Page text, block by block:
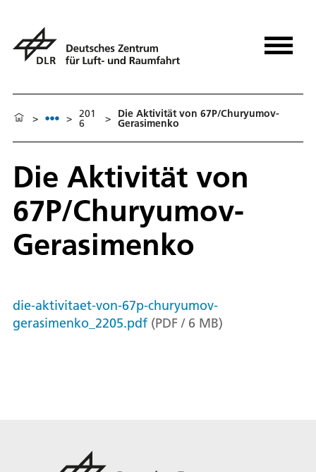
> > 201
6 > Die Aktivität von 67P/Churyumov-
Gerasimenko
Die Aktivität von
67P/Churyumov-
Gerasimenko
die-aktivitaet-von-67p-churyumov-
gerasimenko_2205.pdf (PDF / 6 MB)